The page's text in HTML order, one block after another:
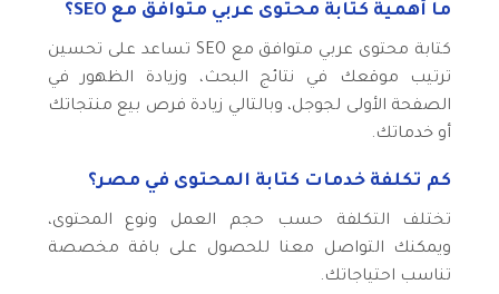
ما أهمية كتابة محتوى عربي متوافق مع SEO؟
كتابة محتوى عربي متوافق مع SEO تساعد على تحسين
ترتيب موقعك في نتائج البحث، وزيادة الظهور في
الصفحة الأولى لجوجل، وبالتالي زيادة فرص بيع منتجاتك
أو خدماتك.
كم تكلفة خدمات كتابة المحتوى في مصر؟
تختلف التكلفة حسب حجم العمل ونوع المحتوى،
ويمكنك التواصل معنا للحصول على باقة مخصصة
تناسب احتياجاتك.